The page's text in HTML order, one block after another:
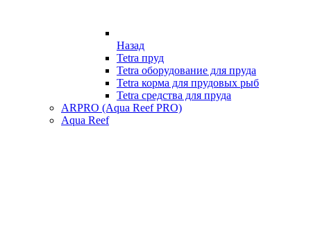
Назад
Tetra пруд
Tetra оборудование для пруда
Tetra корма для прудовых рыб
Tetra средства для пруда
ARPRO (Aqua Reef PRO)
Aqua Reef